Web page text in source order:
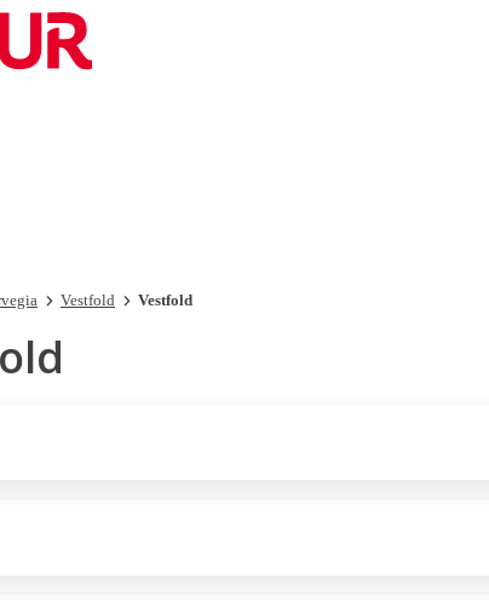
OFERTE DE NERATAT
Vestfold Vestfold